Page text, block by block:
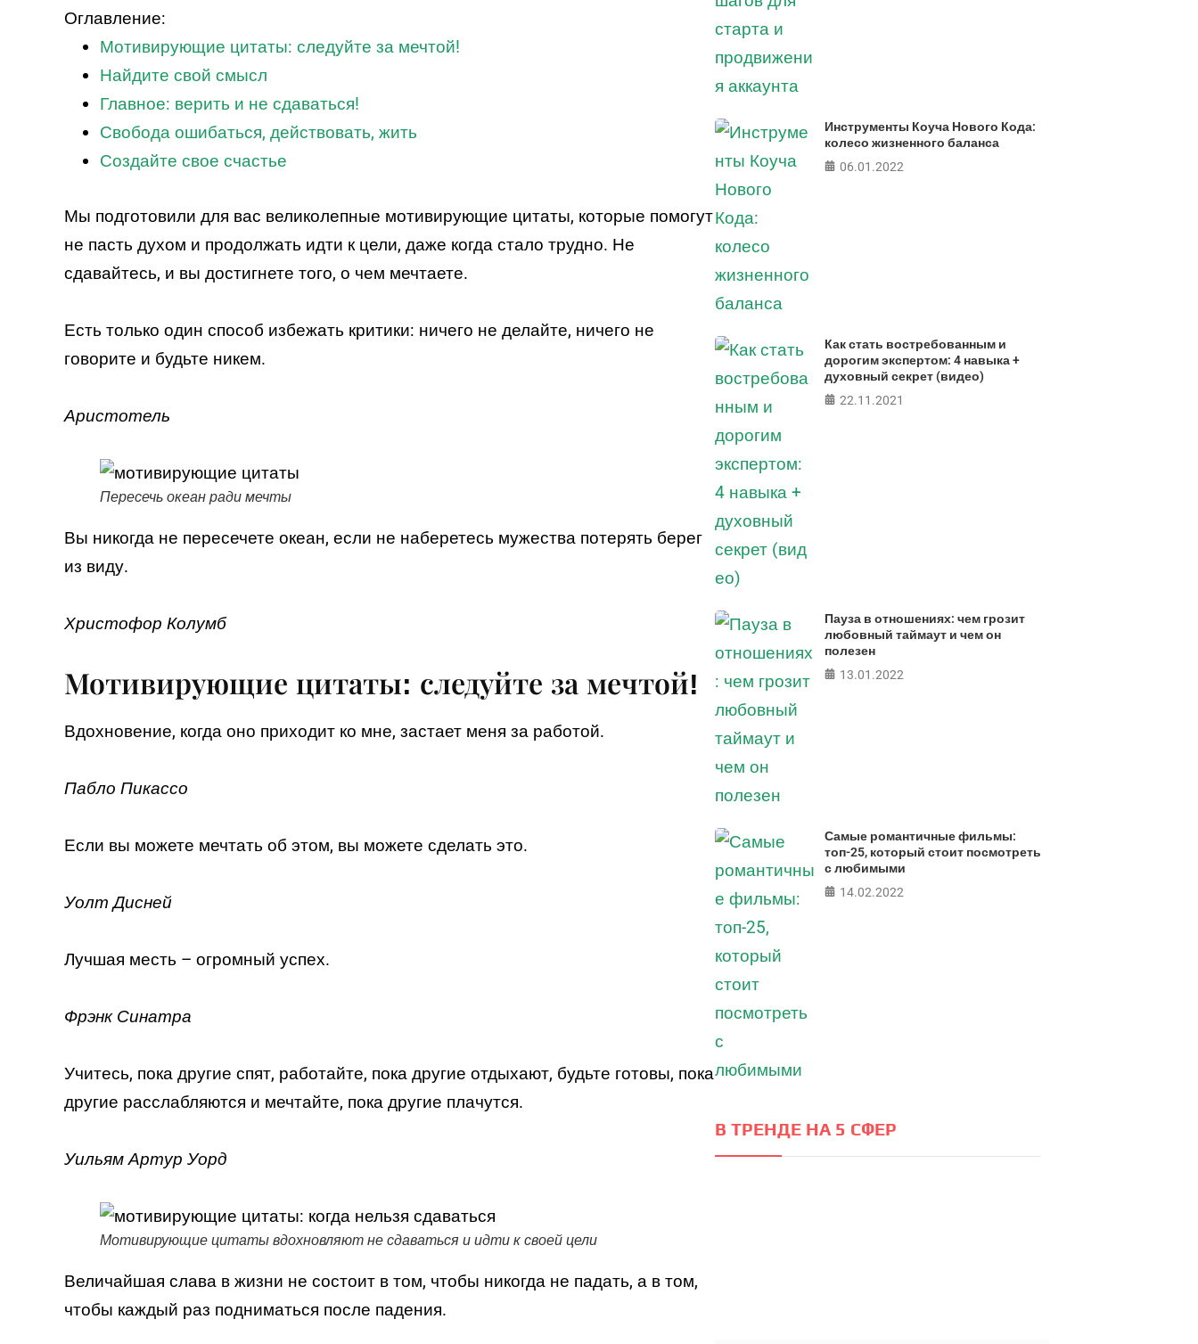
Оглавление:
Мотивирующие цитаты: следуйте за мечтой!
Найдите свой смысл
Главное: верить и не сдаваться!
Свобода ошибаться, действовать, жить
Создайте свое счастье
Мы подготовили для вас великолепные мотивирующие цитаты, которые помогут
не пасть духом и продолжать идти к цели, даже когда стало трудно. Не
сдавайтесь, и вы достигнете того, о чем мечтаете.
Есть только один способ избежать критики: ничего не делайте, ничего не
говорите и будьте никем.
Аристотель
Пересечь океан ради мечты
Вы никогда не пересечете океан, если не наберетесь мужества потерять берег
из виду.
Христофор Колумб
Мотивирующие цитаты: следуйте за мечтой!
Вдохновение, когда оно приходит ко мне, застает меня за работой.
Пабло Пикассо
Если вы можете мечтать об этом, вы можете сделать это.
Уолт Дисней
Лучшая месть – огромный успех.
Фрэнк Синатра
Учитесь, пока другие спят, работайте, пока другие отдыхают, будьте готовы, пока
другие расслабляются и мечтайте, пока другие плачутся.
Уильям Артур Уорд
Мотивирующие цитаты вдохновляют не сдаваться и идти к своей цели
Величайшая слава в жизни не состоит в том, чтобы никогда не падать, а в том,
чтобы каждый раз подниматься после падения.
Инструменты Коуча Нового Кода:
колесо жизненного баланса
06.01.2022
Как стать востребованным и
дорогим экспертом: 4 навыка +
духовный секрет (видео)
22.11.2021
Пауза в отношениях: чем грозит
любовный таймаут и чем он
полезен
13.01.2022
Самые романтичные фильмы:
топ-25, который стоит посмотреть
с любимыми
14.02.2022
В ТРЕНДЕ НА 5 СФЕР